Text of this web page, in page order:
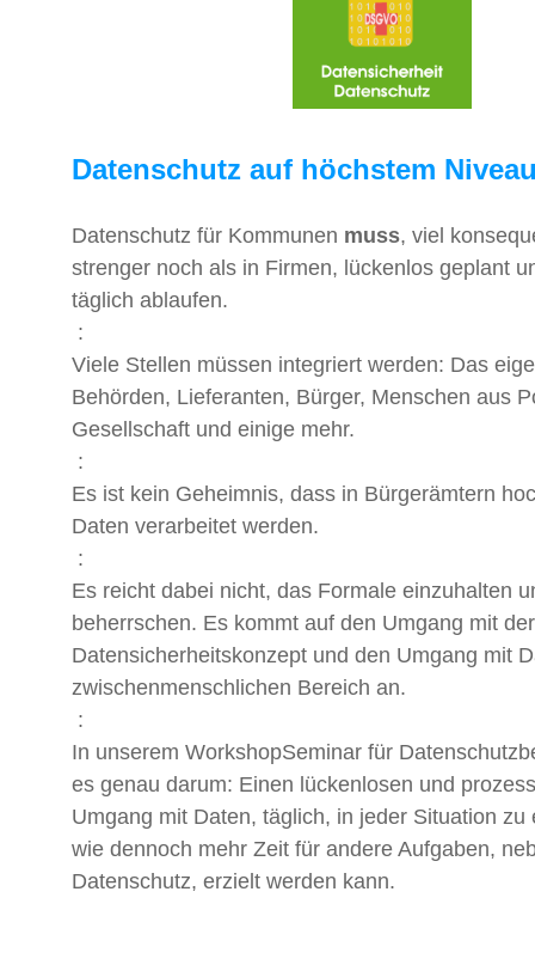
Datenschutz auf höchstem
Datenschutz für Kommunen muss, viel
strenger noch als in Firmen, lückenlos geplant
täglich ablaufen.
:
Viele Stellen müssen integriert werden: Das
Behörden, Lieferanten, Bürger, Menschen aus
Gesellschaft und einige mehr.
:
Es ist kein Geheimnis, dass in Bürgerämtern
Daten verarbeitet werden.
:
Es reicht dabei nicht, das Formale einzuhalten
beherrschen. Es kommt auf den Umgang mit
Datensicherheitskonzept und den Umgang mit
zwischenmenschlichen Bereich an.
:
In unserem WorkshopSeminar für
es genau darum: Einen lückenlosen und
Umgang mit Daten, täglich, in jeder Situation zu
wie dennoch mehr Zeit für andere Aufgaben,
Datenschutz, erzielt werden kann.